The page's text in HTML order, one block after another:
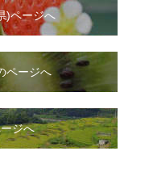
)ページへ
ページへ
ジへ